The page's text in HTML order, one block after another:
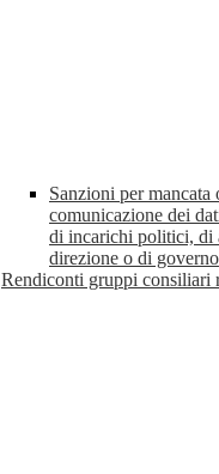
Sanzioni per mancata
comunicazione dei
di incarichi politici, di
direzione o di governo
Rendiconti gruppi consiliari